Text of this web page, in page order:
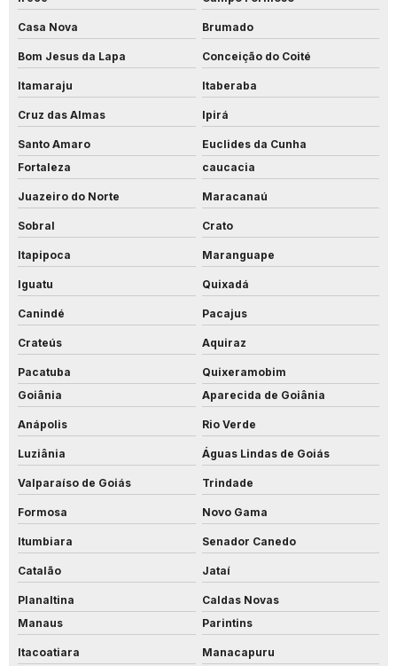
Casa Nova Brumado
Bom Jesus da Lapa Conceição do Coité
Itamaraju Itaberaba
Cruz das Almas Ipirá
Santo Amaro
Euclides da Cunha
Fortaleza
caucacia
Juazeiro do Norte Maracanaú
Sobral Crato
Itapipoca Maranguape
Iguatu Quixadá
Canindé Pacajus
Crateús Aquiraz
Pacatuba
Quixeramobim
Goiânia
Aparecida de Goiânia
Anápolis Rio Verde
Luziânia Águas Lindas de Goiás
Valparaíso de Goiás Trindade
Formosa Novo Gama
Itumbiara Senador Canedo
Catalão Jataí
Planaltina
Caldas Novas
Manaus
Parintins
Itacoatiara Manacapuru